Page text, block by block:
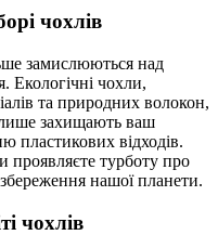
чохлів
замислюються над
Екологічні чохли,
та природних волокон,
захищають ваш
пластикових відходів.
проявляєте турботу про
нашої планети.
чохлів